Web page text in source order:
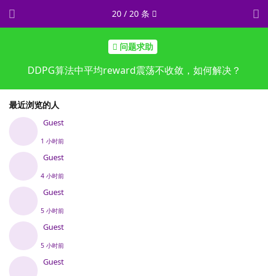
问题求助
DDPG算法中平均reward震荡不收敛，如何解决？
最近浏览的人
Guest
1 小时前
Guest
4 小时前
Guest
5 小时前
Guest
5 小时前
Guest
20/ 20条